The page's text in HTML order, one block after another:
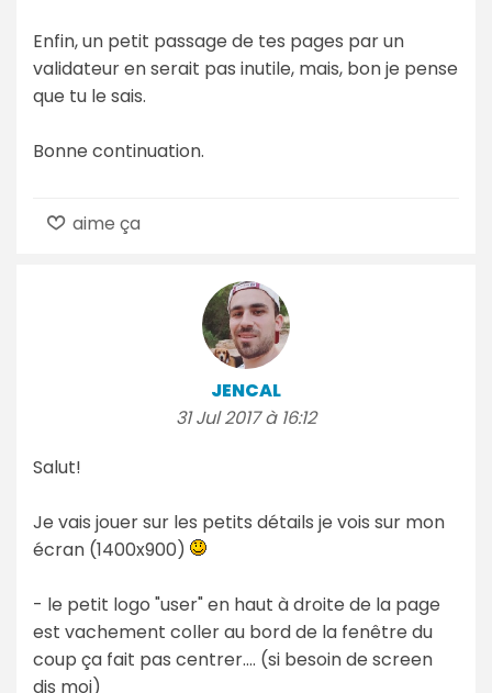
Enfin, un petit passage de tes pages par un
validateur en serait pas inutile, mais, bon je pense
que tu le sais.
Bonne continuation.
aime ça
JENCAL
31 Jul 2017 à 16:12
Salut!
Je vais jouer sur les petits détails je vois sur mon
écran (1400x900)
- le petit logo "user" en haut à droite de la page
est vachement coller au bord de la fenêtre du
coup ça fait pas centrer.... (si besoin de screen
dis moi)